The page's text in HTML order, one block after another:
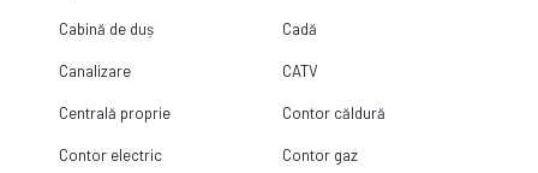
Cabină de duș Cadă
Canalizare CATV
Centrală proprie Contor căldură
Contor electric Contor gaz